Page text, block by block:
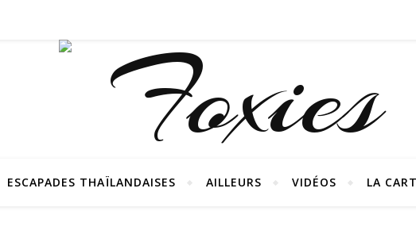
ESCAPADES THAÏLANDAISES AILLEURS VIDÉOS LA